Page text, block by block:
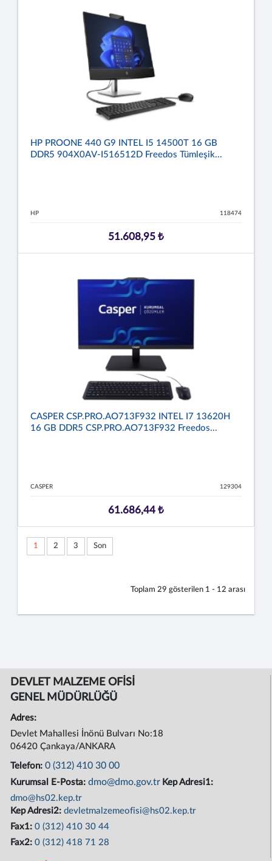
HP PROONE 440 G9 INTEL I5 14500T 16 GB
DDR5 904X0AV-I516512D Freedos Tümleşik...
HP 118474
51.608,95 ₺
CASPER CSP.PRO.AO713F932 INTEL I7 13620H
16 GB DDR5 CSP.PRO.AO713F932 Freedos...
CASPER 129304
61.686,44 ₺
1 2 3 Son
Toplam 29 gösterilen 1 - 12 arası
DEVLET MALZEME OFİSİ
GENEL MÜDÜRLÜĞÜ
Adres:
Devlet Mahallesi İnönü Bulvarı No:18
06420 Çankaya/ANKARA
Telefon:0 (312) 410 30 00
Kurumsal E-Posta:dmo@dmo.gov.tr Kep Adresi1:
dmo@hs02.kep.tr
Kep Adresi2:devletmalzemeofisi@hs02.kep.tr
Fax1:0 (312) 410 30 44
Fax2:0 (312) 418 71 28